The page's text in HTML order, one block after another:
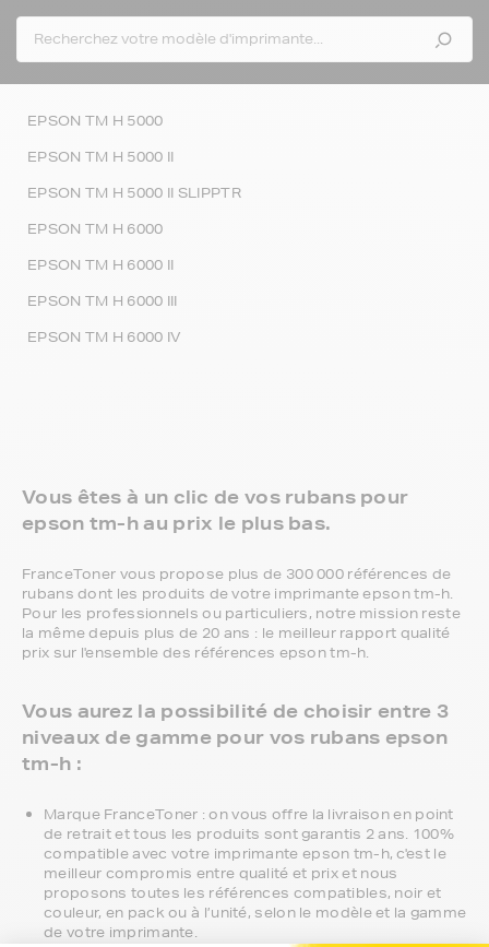
EPSON TM H 5000
EPSON TM H 5000 II
EPSON TM H 5000 II SLIPPTR
EPSON TM H 6000
EPSON TM H 6000 II
EPSON TM H 6000 III
EPSON TM H 6000 IV
Vous êtes à un clic de vos rubans pour
epson tm-h au prix le plus bas.
FranceToner vous propose plus de 300 000 références de
rubans dont les produits de votre imprimante epson tm-h.
Pour les professionnels ou particuliers, notre mission reste
la même depuis plus de 20 ans : le meilleur rapport qualité
prix sur l'ensemble des références epson tm-h.
Vous aurez la possibilité de choisir entre 3
niveaux de gamme pour vos rubans epson
tm-h :
Marque FranceToner : on vous offre la livraison en point
de retrait et tous les produits sont garantis 2 ans. 100%
compatible avec votre imprimante epson tm-h, c'est le
meilleur compromis entre qualité et prix et nous
proposons toutes les références compatibles, noir et
couleur, en pack ou à l’unité, selon le modèle et la gamme
de votre imprimante.